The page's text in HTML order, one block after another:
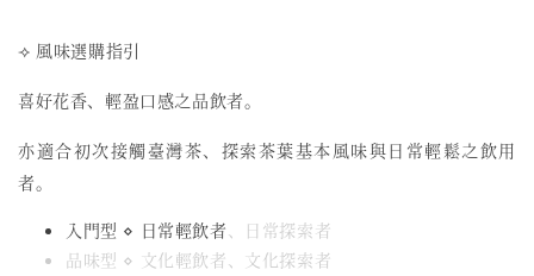
⟢ 風味選購指引
喜好花香、輕盈口感之品飲者。
亦適合初次接觸臺灣茶、探索茶葉基本風味與日常輕鬆之飲用
者。
入門型 ⋄ 日常輕飲者、日常探索者
品味型 ⋄ 文化輕飲者、文化探索者